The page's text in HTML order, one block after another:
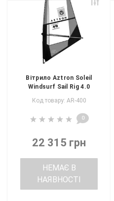
Вітрило Aztron Soleil
Windsurf Sail Rig 4.0
Код товару: AR-400
0
22 315 грн
НЕМАЄ В
НАЯВНОСТІ